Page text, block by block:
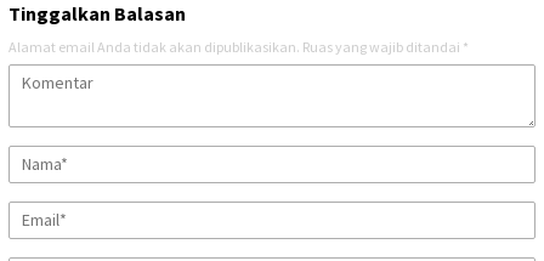
Tinggalkan Balasan
Alamat email Anda tidak akan dipublikasikan. Ruas yang wajib ditandai *